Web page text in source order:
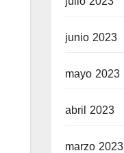
junio 2023
mayo 2023
abril 2023
marzo 2023